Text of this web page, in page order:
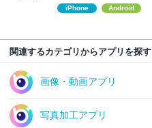
iPhone Android
関連するカテゴリからアプリを探す
画像・動画アプリ
写真加工アプリ